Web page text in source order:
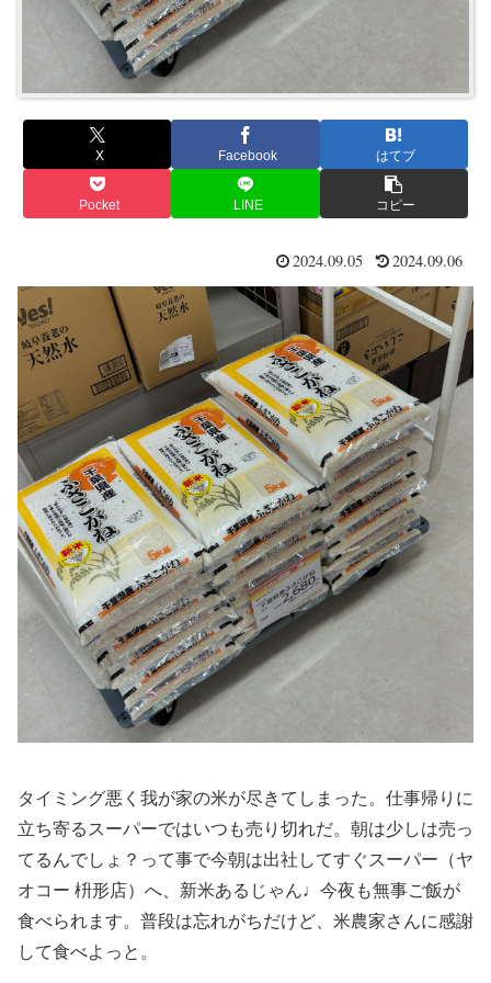
X Facebook はてブ
Pocket LINE コピー
2024.09.05 2024.09.06
タイミング悪く我が家の米が尽きてしまった。仕事帰りに
立ち寄るスーパーではいつも売り切れだ。朝は少しは売っ
てるんでしょ？って事で今朝は出社してすぐスーパー（ヤ
オコー 枡形店）へ、新米あるじゃん♩今夜も無事ご飯が
食べられます。普段は忘れがちだけど、米農家さんに感謝
して食べよっと。